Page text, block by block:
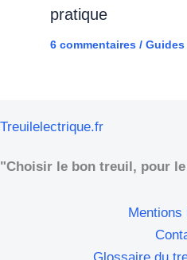
pratique
6 commentaires /
Treuilelectrique.fr
"Choisir le bon treuil, pour
Mentions